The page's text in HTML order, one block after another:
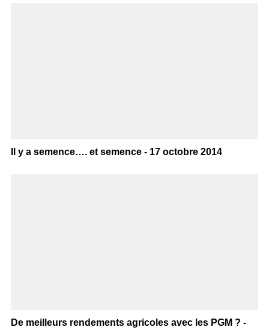
Il y a semence…. et semence - 17 octobre 2014
De meilleurs rendements agricoles avec les PGM ? -